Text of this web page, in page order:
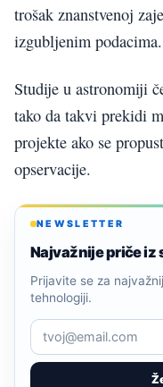
trošak znanstvenoj
izgubljenim podacima.
Studije u astronomiji
tako da takvi prekidi
projekte ako se
opservacije.
NEWSLETTER
Najvažnije priče iz
Prijavite se za
tehnologiji.